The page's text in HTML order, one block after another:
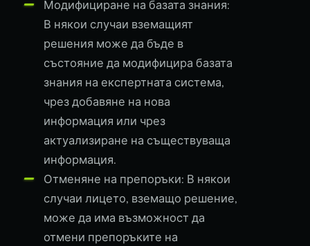
Модифициране на базата знания:
В някои случаи вземащият
решения може да бъде в
състояние да модифицира базата
знания на експертната система,
чрез добавяне на нова
информация или чрез
актуализиране на съществуваща
информация.
Отменяне на препоръки: В някои
случаи лицето, вземащо решение,
може да има възможност да
отмени препоръките на